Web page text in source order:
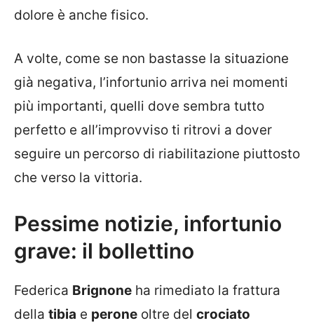
dolore è anche fisico.
A volte, come se non bastasse la situazione
già negativa, l’infortunio arriva nei momenti
più importanti, quelli dove sembra tutto
perfetto e all’improvviso ti ritrovi a dover
seguire un percorso di riabilitazione piuttosto
che verso la vittoria.
Pessime notizie, infortunio
grave: il bollettino
Federica Brignone ha rimediato la frattura
della tibia e perone oltre del crociato